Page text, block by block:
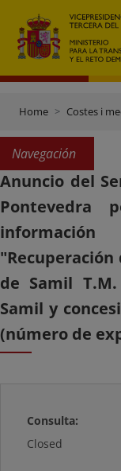
Home Costes i
Navegación
Anuncio del
de Samil
Samil y
(número de
Consulta:
Closed